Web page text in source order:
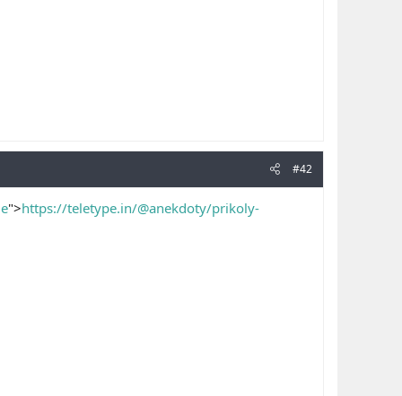
#42
">https://teletype.in/@anekdoty/prikoly-